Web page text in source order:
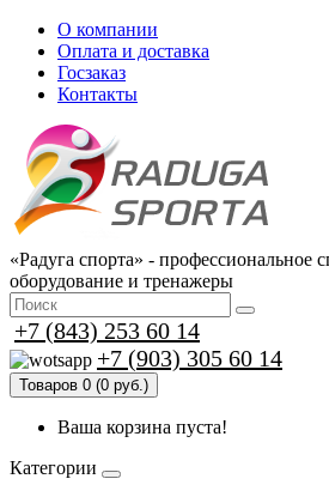
О компании
Оплата и доставка
Госзаказ
Контакты
«Радуга спорта» - профессиональное
оборудование и тренажеры
+7 (843) 253 60 14
+7 (903) 305 60 14
Товаров 0 (0 руб.)
Ваша корзина пуста!
Категории